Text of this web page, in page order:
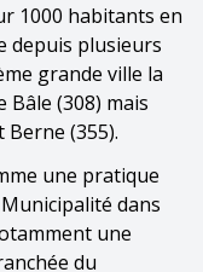
1000 habitants en
depuis plusieurs
grande ville la
(308) mais
Berne (355).
une pratique
dans
une
du